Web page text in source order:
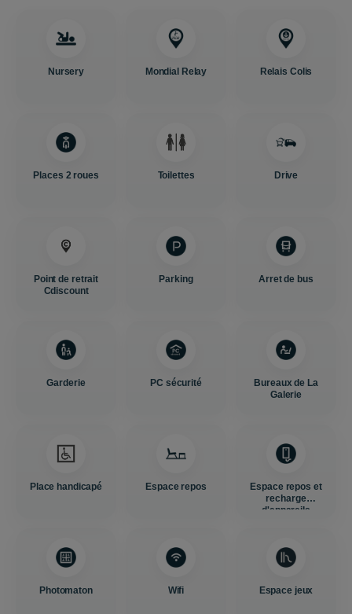
Nursery Mondial Relay Relais Colis
Places 2 roues Toilettes Drive
Point de retrait
Cdiscount
Parking Arret de bus
Garderie PC sécurité
Bureaux de La
Galerie
Place handicapé Espace repos
Espace repos et
recharge
d'appareils
Photomaton Wifi Espace jeux